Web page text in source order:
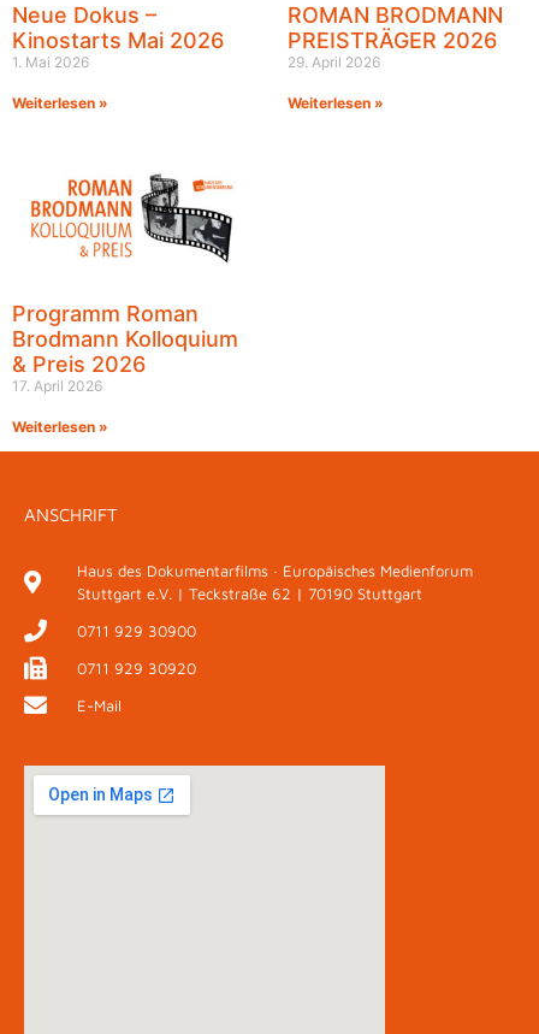
Neue Dokus –
Kinostarts Mai 2026
1. Mai 2026
Weiterlesen »
ROMAN BRODMANN
PREISTRÄGER 2026
29. April 2026
Weiterlesen »
Programm Roman
Brodmann Kolloquium
& Preis 2026
17. April 2026
Weiterlesen »
ANSCHRIFT
Haus des Dokumentarfilms · Europäisches Medienforum
Stuttgart e.V. | Teckstraße 62 | 70190 Stuttgart
0711 929 30900
0711 929 30920
E-Mail